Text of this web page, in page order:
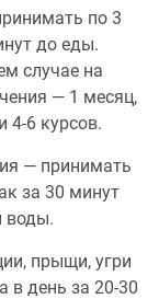
по 3
до еды.
случае на
— 1 месяц,
4-6 курсов.
— принимать
за 30 минут
воды.
прыщи, угри
в день за 20-30